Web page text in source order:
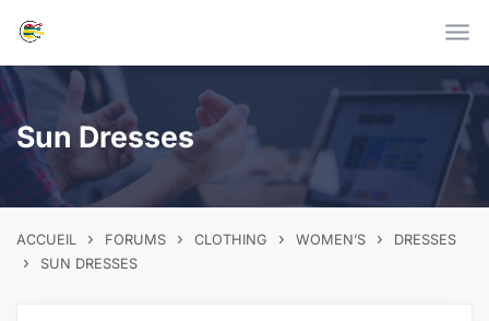
Sun Dresses
ACCUEIL › FORUMS › CLOTHING › WOMEN’S › DRESSES
› SUN DRESSES